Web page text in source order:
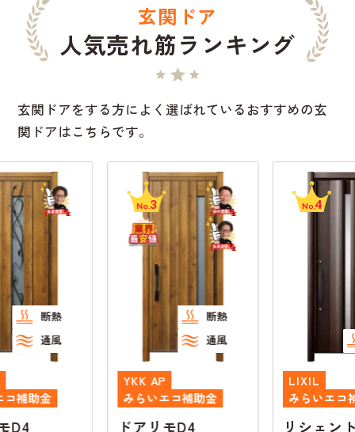
玄関ドア
人気売れ筋ランキング
玄関ドアをする方によく選ばれているおすすめの玄
関ドアはこちらです。
No.
みらいエコ補助金
ドアリモD4
No.
みらいエコ補助金
リシェントK4